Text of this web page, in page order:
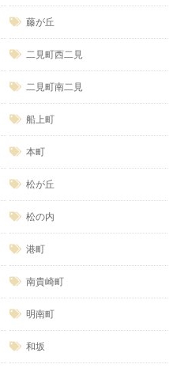
藤が丘
二見町西二見
二見町南二見
船上町
本町
松が丘
松の内
港町
南貴崎町
明南町
和坂